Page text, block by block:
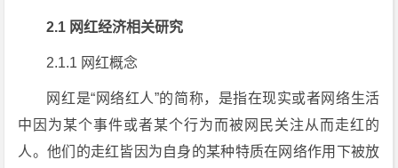
2.1 网红经济相关研究
2.1.1 网红概念
网红是“网络红人”的简称，是指在现实或者网络生活
中因为某个事件或者某个行为而被网民关注从而走红的
人。他们的走红皆因为自身的某种特质在网络作用下被放